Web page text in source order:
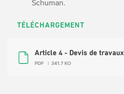
Schuman.
TÉLÉCHARGEMENT
Article 4 - Devis de travaux
PDF 341.7 KO